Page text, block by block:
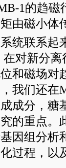
1的趋磁
由磁小体
统联系起
在对新分离
和磁场对
我们还在
成分，糖
的重点。
因组分析
过程，以